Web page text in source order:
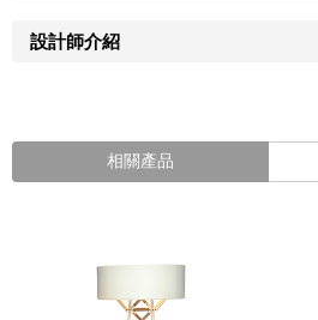
設計師介紹
相關產品